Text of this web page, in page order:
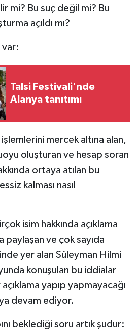
mi? Bu suç değil mi? Bu
açıldı mı?
var:
Talsi Festivali'nde
Alanya tanıtımı
işlemlerini mercek altına alan,
oluşturan ve hesap soran
ortaya atılan bu
kalması nasıl
isim hakkında açıklama
ve çok sayıda
yer alan Süleyman Hilmi
konuşulan bu iddialar
açıklama yapıp yapmayacağı
devam ediyor.
beklediği soru artık şudur: